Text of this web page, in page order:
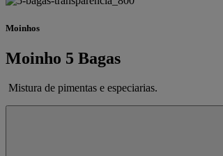
Moinhos
Moinho 5 Bagas
Mistura de pimentas e especiarias.